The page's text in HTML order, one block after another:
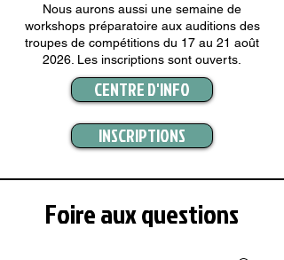
Nous aurons aussi une semaine de
workshops préparatoire aux auditions des
troupes de compétitions du 17 au 21 août
2026. Les inscriptions sont ouverts.
CENTRE D'INFO
INSCRIPTIONS
Foire aux questions